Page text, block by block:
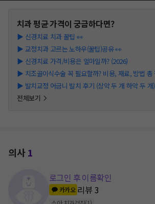
치과평균 가격이 궁금하다면?
▶ 신경치료 치과 꿀팁 👀
▶ 교정치과 고르는 노하우(꿀팁)공유 👀
▶ 신경치료 가격/비용은 얼마일까? (2026)
▶ 치조골이식수술 꼭 필요할까? 비용, 재료, 방법 총
▶ 발치교정 어금니 발치 후기 (상악 두 개 하악 두 개)
전체보기
의사1
로그인 후 이름확인
카카오 리뷰3